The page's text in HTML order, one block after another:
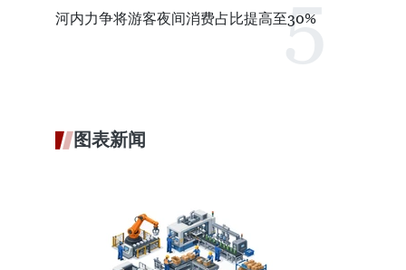
河内力争将游客夜间消费占比提高至30%
图表新闻